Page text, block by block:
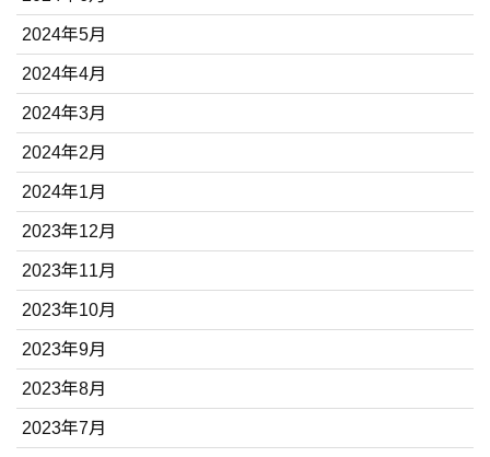
2024年5月
2024年4月
2024年3月
2024年2月
2024年1月
2023年12月
2023年11月
2023年10月
2023年9月
2023年8月
2023年7月